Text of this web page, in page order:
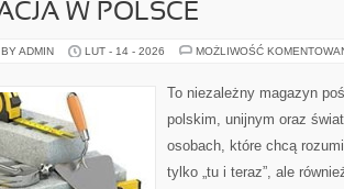
W POLSCE
ADMIN LUT - 14 - 2026 MOŻLIWOŚĆ
To niezależny magazyn
polskim, unijnym oraz
osobach, które chcą
tylko „tu i teraz”, ale